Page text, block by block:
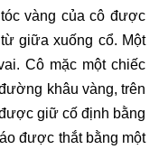
vàng của cô được
giữa xuống cổ. Một
Cô mặc một chiếc
khâu vàng, trên
giữ cố định bằng
được thắt bằng một